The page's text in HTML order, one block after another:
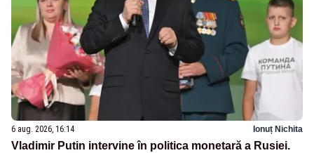
6 aug. 2026, 16:14 Ionuț Nichita
Vladimir Putin intervine în politica monetară a Rusiei.